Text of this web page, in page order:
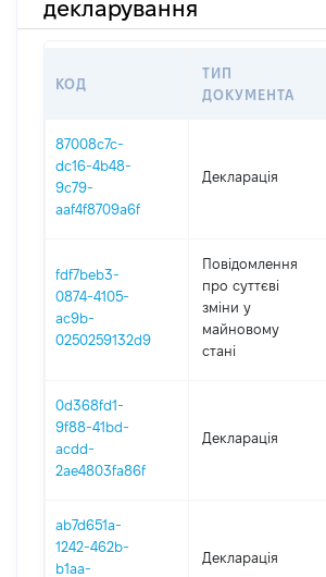
декларування
КОД
ТИП
ДОКУМЕНТА
87008c7c-
dc16-4b48-
9c79-
aaf4f8709a6f
Декларація
fdf7beb3-
0874-4105-
ac9b-
0250259132d9
Повідомлення
про суттєві
зміни y
майновому
стані
0d368fd1-
9f88-41bd-
acdd-
2ae4803fa86f
Декларація
ab7d651a-
1242-462b-
b1aa-
Декларація